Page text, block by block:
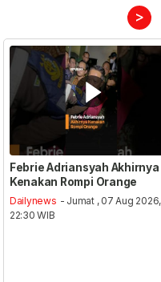
>
Febrie Adriansyah Akhirnya
Kenakan Rompi Orange
Dailynews - Jumat , 07 Aug 2026,
22:30 WIB